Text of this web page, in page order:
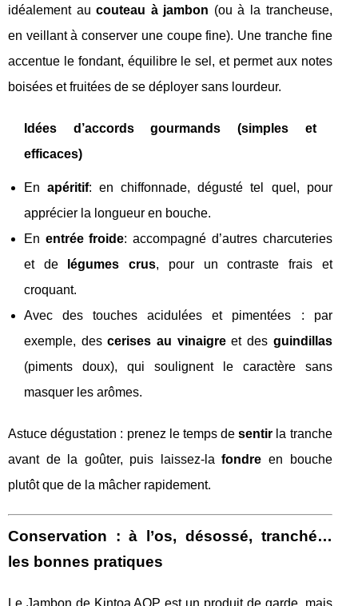
idéalement aucouteau à jambon (ou à la trancheuse,
en veillant à conserver une coupe fine). Une tranche fine
accentue le fondant, équilibre le sel, et permet aux notes
boisées et fruitées de se déployer sans lourdeur.
Idées d’accords gourmands (simples et
efficaces)
Enapéritif: en chiffonnade, dégusté tel quel, pour
apprécier la longueur en bouche.
En entrée froide: accompagné d’autres charcuteries
et de
légumes crus, pour un contraste frais et
croquant.
Avec des touches acidulées et pimentées : par
exemple, descerises au vinaigreet des guindillas
(piments doux), qui soulignent le caractère sans
masquer les arômes.
Astuce dégustation : prenez le temps desentir la tranche
avant de la goûter, puis laissez-lafondre en bouche
plutôt que de la mâcher rapidement.
Conservation : à l’os, désossé, tranché…
les bonnes pratiques